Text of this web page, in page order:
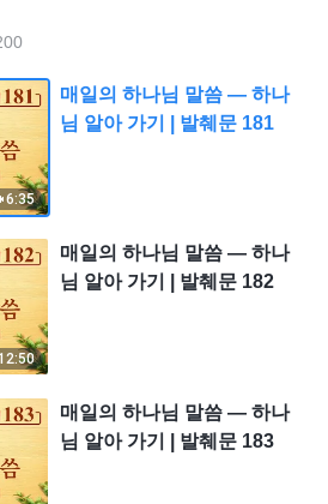
6:35
매일의 하나님 말씀 ― 하나
님 알아 가기 | 발췌문 181
매일의 하나님 말씀 ― 하나
님 알아 가기 | 발췌문 182
매일의 하나님 말씀 ― 하나
님 알아 가기 | 발췌문 183